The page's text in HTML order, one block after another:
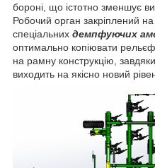
бороні, що істотно зменшує
Робочий орган закріплений
спеціальних демпфуючих
оптимально копіювати
на рамну конструкцію,
виходить на якісно новий